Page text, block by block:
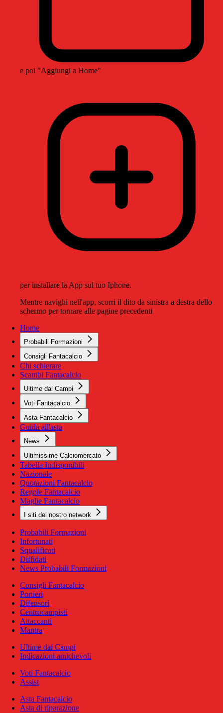
e poi "Aggiungi a Home"
per installare la App sul tuo Iphone.
Mentre navighi nell'app, scorri il dito da sinistra a destra dello
schermo per tornare alle pagine precedenti
Home
Probabili Formazioni
Consigli Fantacalcio
Chi schierare
Scambi Fantacalcio
Ultime dai Campi
Voti Fantacalcio
Asta Fantacalcio
Guida all'asta
News
Ultimissime Calciomercato
Tabella Indisponibili
Nazionale
Quotazioni Fantacalcio
Regole Fantacalcio
Maglie Fantacalcio
I siti del nostro network
Probabili Formazioni
Infortunati
Squalificati
Diffidati
News Probabili Formazioni
Consigli Fantacalcio
Portieri
Difensori
Centrocampisti
Attaccanti
Mantra
Ultime dai Campi
Indicazioni amichevoli
Voti Fantacalcio
Assist
Asta Fantacalcio
Asta di riparazione